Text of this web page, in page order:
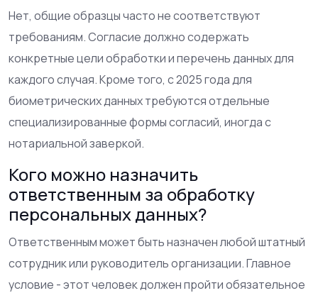
Нет, общие образцы часто не соответствуют
требованиям. Согласие должно содержать
конкретные цели обработки и перечень данных для
каждого случая. Кроме того, с 2025 года для
биометрических данных требуются отдельные
специализированные формы согласий, иногда с
нотариальной заверкой.
Кого можно назначить
ответственным за обработку
персональных данных?
Ответственным может быть назначен любой штатный
сотрудник или руководитель организации. Главное
условие - этот человек должен пройти обязательное